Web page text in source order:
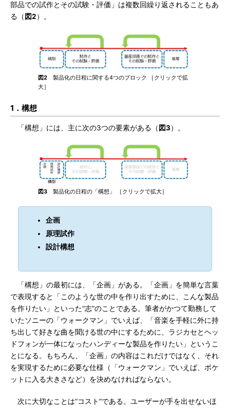
部品での試作とその試験・評価」は複数回繰り返されることもあ
る（ 図2）。
図2 製品化の日程に関する4つのブロック ［クリックで拡
大］
1．構想
「構想」には、主に次の3つの要素がある（ 図3）。
図3 製品化の日程の「構想」 ［クリックで拡大］
企画
原理試作
設計構想
「構想」の最初には、「企画」がある。「企画」を簡単な言葉
で表現すると「このような世の中を作り出すために、こんな製品
を作りたい」といった“志”のことである。筆者がかつて勤務して
いたソニーの「ウォークマン」でいえば、「音楽を手軽に外に持
ち出して好きな曲を聞ける世の中にするために、ラジカセとヘッ
ドフォンが一体になったハンディーな製品を作りたい」というこ
とになる。もちろん、「企画」の内容はこれだけではなく、それ
を実現するために必要な仕様（「ウォークマン」でいえば、ポケ
ットに入る大きさなど）を決めなければならない。
次に大切なことは“コスト”である。ユーザーが手を出せないほ